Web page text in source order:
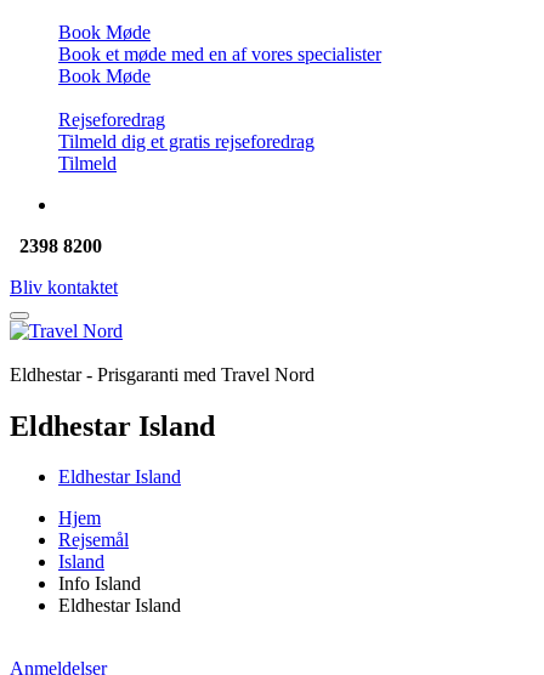
Book Møde
Book et møde med en af vores specialister
Book Møde
Rejseforedrag
Tilmeld dig et gratis rejseforedrag
Tilmeld
2398 8200
Bliv kontaktet
Eldhestar - Prisgaranti med Travel Nord
Eldhestar Island
Eldhestar Island
Hjem
Rejsemål
Island
Info Island
Eldhestar Island
Anmeldelser